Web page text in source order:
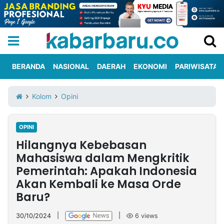
Iklan
Berita
Kami
Nasional
International
Olahraga
Entertainment
Daerah
Pariwisata
Kuliner
Kolom
Network
TREETAN
BERANDA NASIONAL DAERAH EKONOMI PARIWISATA
Kolom Opini
OPINI
Hilangnya Kebebasan
Mahasiswa dalam Mengkritik
Pemerintah: Apakah Indonesia
Akan Kembali ke Masa Orde
Baru?
30/10/2024 6 views